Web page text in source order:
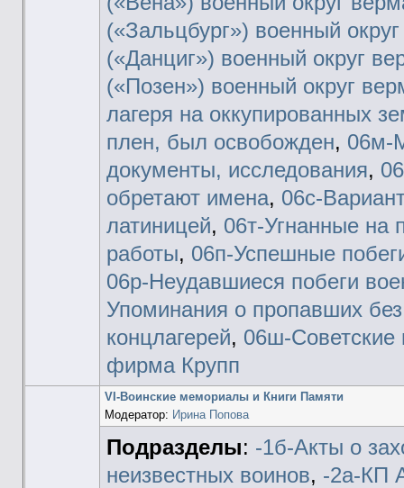
(«Зальцбург») военный
(«Данциг») военный округ
(«Позен») военный округ
лагеря на оккупированных
плен, был освобожден, 06м-
документы, исследования,
обретают имена, 06с-
латиницей, 06т-Угнанные на
работы, 06п-Успешные
06р-Неудавшиеся побеги
Упоминания о пропавших
концлагерей, 06ш-Советские
фирма Крупп
VI-Воинские мемориалы и Книги Памяти
Модератор: Ирина Попова
Подразделы: -1б-Акты о
неизвестных воинов, -2а-КП